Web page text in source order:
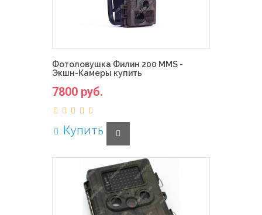
Фотоловушка Филин 200 MMS -
Экшн-Камеры купить
7800 руб.
Купить